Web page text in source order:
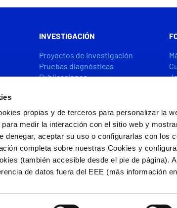
propias y de terceros para personalizar la
medir la interacción con el sitio web y
denegar, aceptar su uso o configurarlas con los
completa sobre nuestras Cookies y
(también accesible desde el pie de página).
de datos fuera del EEE (más información
INVESTIGACIÓN
Proyectos de investigación
Pruebas diagnósticas
Publicaciones
CÁTEDRAS
FEDER/FSE+